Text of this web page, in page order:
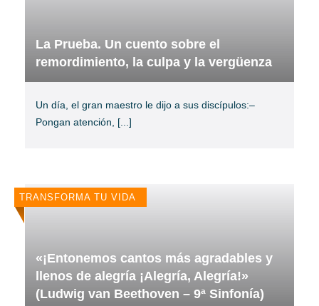
La Prueba. Un cuento sobre el
remordimiento, la culpa y la vergüenza
Un día, el gran maestro le dijo a sus discípulos:–
Pongan atención, [...]
TRANSFORMA TU VIDA
«¡Entonemos cantos más agradables y
llenos de alegría ¡Alegría, Alegría!»
(Ludwig van Beethoven – 9ª Sinfonía)